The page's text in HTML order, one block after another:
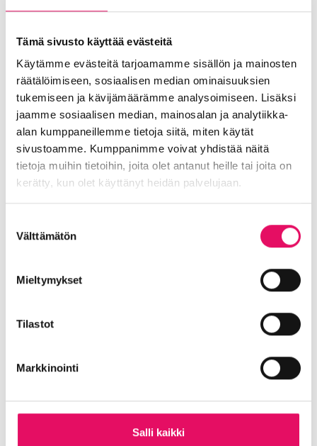
Tämä sivusto käyttää evästeitä
Käytämme evästeitä tarjoamamme sisällön ja mainosten
räätälöimiseen, sosiaalisen median ominaisuuksien
tukemiseen ja kävijämäärämme analysoimiseen. Lisäksi
jaamme sosiaalisen median, mainosalan ja analytiikka-
alan kumppaneillemme tietoja siitä, miten käytät
sivustoamme. Kumppanimme voivat yhdistää näitä
tietoja muihin tietoihin, joita olet antanut heille tai joita on
kerätty, kun olet käyttänyt heidän palvelujaan.
valinta
Välttämätön
Mieltymykset
Tilastot
Markkinointi
Salli kaikki